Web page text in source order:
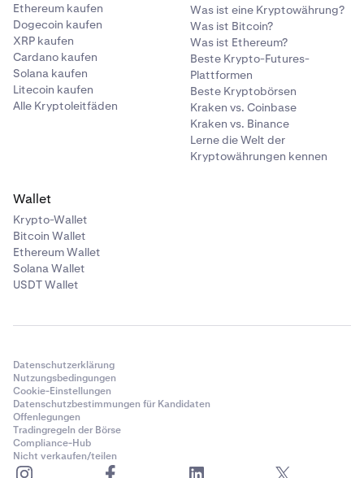
Ethereum kaufen
Dogecoin kaufen
XRP kaufen
Cardano kaufen
Solana kaufen
Litecoin kaufen
Alle Kryptoleitfäden
Was ist eine Kryptowährung?
Was ist Bitcoin?
Was ist Ethereum?
Beste Krypto-Futures-
Plattformen
Beste Kryptobörsen
Kraken vs. Coinbase
Kraken vs. Binance
Lerne die Welt der
Kryptowährungen kennen
Wallet
Krypto-Wallet
Bitcoin Wallet
Ethereum Wallet
Solana Wallet
USDT Wallet
Datenschutzerklärung
Nutzungsbedingungen
Cookie-Einstellungen
Datenschutzbestimmungen für Kandidaten
Offenlegungen
Tradingregeln der Börse
Compliance-Hub
Nicht verkaufen/teilen